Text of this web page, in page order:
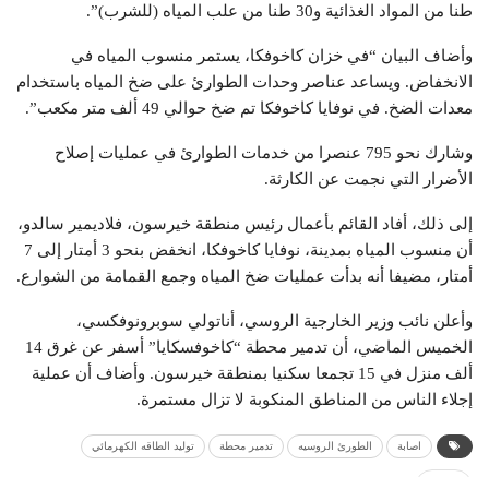
طنا من المواد الغذائية و30 طنا من علب المياه (للشرب)”.
وأضاف البيان “في خزان كاخوفكا، يستمر منسوب المياه في
الانخفاض. ويساعد عناصر وحدات الطوارئ على ضخ المياه باستخدام
معدات الضخ. في نوفايا كاخوفكا تم ضخ حوالي 49 ألف متر مكعب”.
وشارك نحو 795 عنصرا من خدمات الطوارئ في عمليات إصلاح
الأضرار التي نجمت عن الكارثة.
إلى ذلك، أفاد القائم بأعمال رئيس منطقة خيرسون، فلاديمير سالدو،
أن منسوب المياه بمدينة، نوفايا كاخوفكا، انخفض بنحو 3 أمتار إلى 7
أمتار، مضيفا أنه بدأت عمليات ضخ المياه وجمع القمامة من الشوارع.
وأعلن نائب وزير الخارجية الروسي، أناتولي سوبرونوفكسي،
الخميس الماضي، أن تدمير محطة “كاخوفسكايا” أسفر عن غرق 14
ألف منزل في 15 تجمعا سكنيا بمنطقة خيرسون. وأضاف أن عملية
إجلاء الناس من المناطق المنكوبة لا تزال مستمرة.
اصابة الطورئ الروسيه تدمير محطة توليد الطاقه الكهرمائي